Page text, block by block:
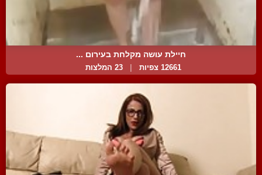
חיילת עושה מקלחת בעירום ...
12661 צפיות | 23 המלצות